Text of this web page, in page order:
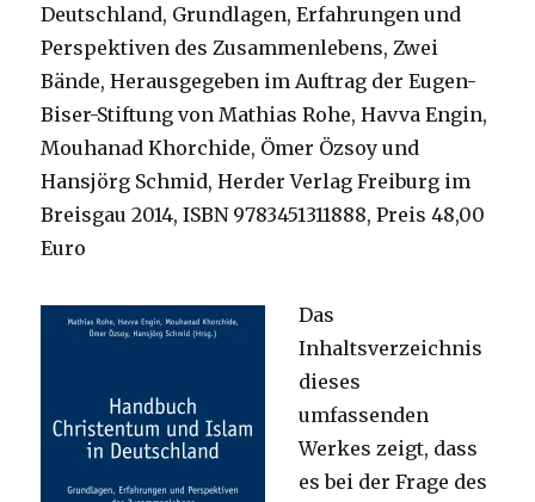
Deutschland, Grundlagen, Erfahrungen und
Perspektiven des Zusammenlebens, Zwei
Bände, Herausgegeben im Auftrag der Eugen-
Biser-Stiftung von Mathias Rohe, Havva Engin,
Mouhanad Khorchide, Ömer Özsoy und
Hansjörg Schmid, Herder Verlag Freiburg im
Breisgau 2014, ISBN 9783451311888, Preis 48,00
Euro
Das
Inhaltsverzeichnis
dieses
umfassenden
Werkes zeigt, dass
es bei der Frage des